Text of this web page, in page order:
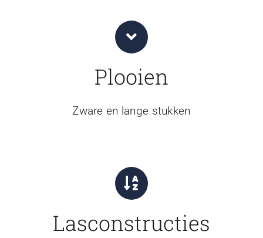
Plooien
Zware en lange stukken
Lasconstructies